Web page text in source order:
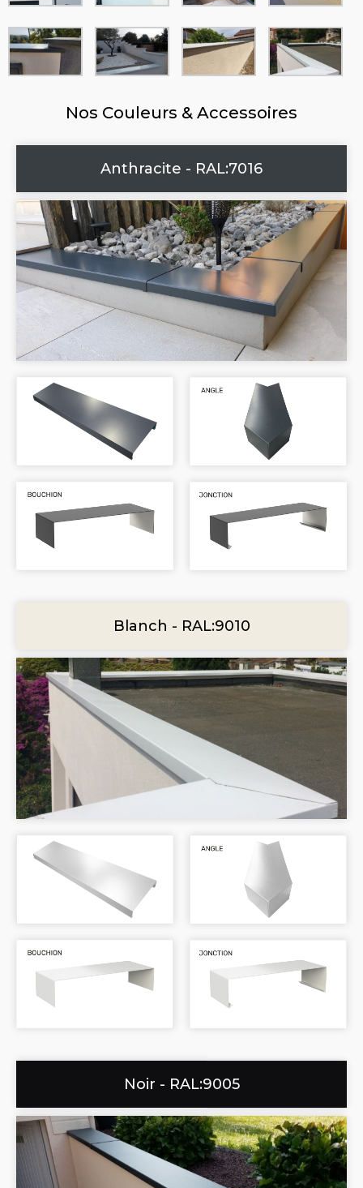
Nos Couleurs & Accessoires
Anthracite - RAL:7016
Blanch - RAL:9010
Noir - RAL:9005